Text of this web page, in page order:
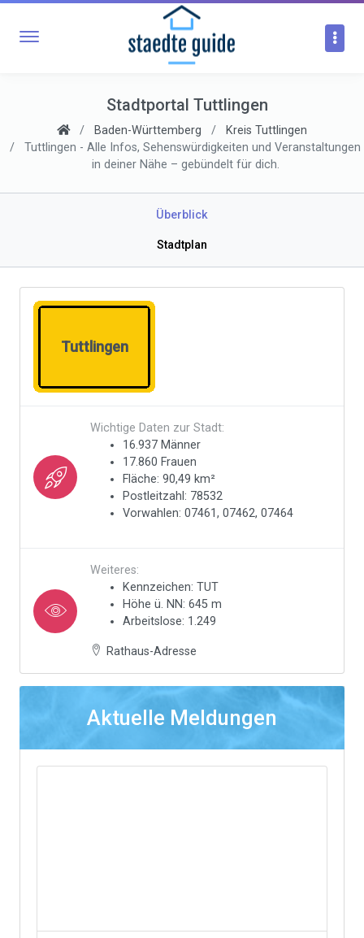
Stadtportal Tuttlingen
Baden-Württemberg
Kreis Tuttlingen
Tuttlingen - Alle Infos, Sehenswürdigkeiten und Veranstaltungen
in deiner Nähe – gebündelt für dich.
Überblick
Stadtplan
Tuttlingen
Wichtige Daten zur Stadt:
16.937 Männer
17.860 Frauen
Fläche: 90,49 km²
Postleitzahl: 78532
Vorwahlen: 07461, 07462, 07464
Weiteres:
Kennzeichen: TUT
Höhe ü. NN: 645 m
Arbeitslose: 1.249
Rathaus-Adresse
Aktuelle Meldungen